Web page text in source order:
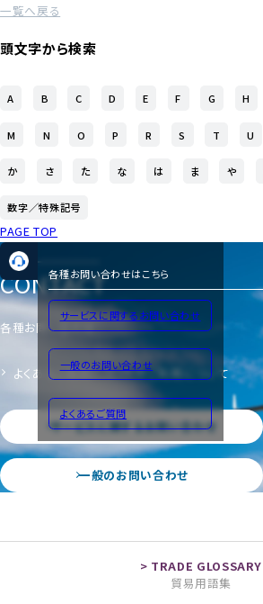
一覧へ戻る
頭文字から検索
A B C D E F G H
M N O P R S T U
か さ た な は ま や
数字／特殊記号
PAGE TOP
各種お問い合わせはこちら
サービスに関するお問い合わせ
一般のお問い合わせ
よくあるご質問
CONTACT
各種お問い合わせ
よくあるご質問 サイトのご利用について
サービスに関するお問い合わせ
一般のお問い合わせ
貿易用語集